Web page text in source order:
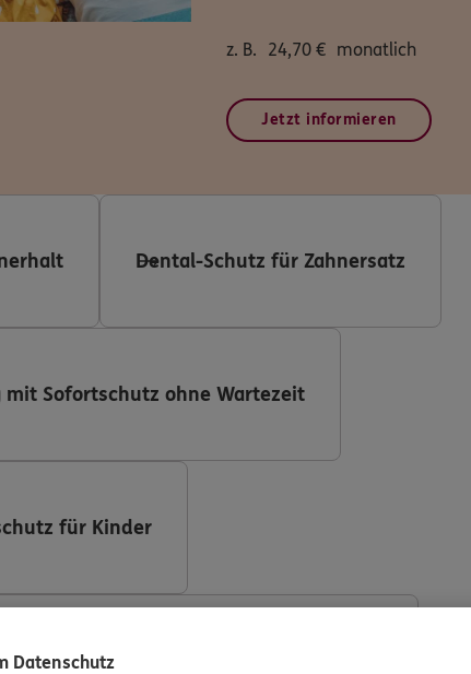
z. B. 24,70 € monatlich
Jetzt informieren
Dental-Schutz für Zahnersatz
mit Sofortschutz ohne Wartezeit
für Kinder
Deutsche Krankenversicherung AG)
Datenschutz